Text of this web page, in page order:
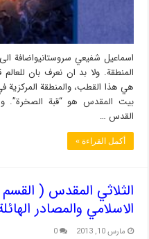
اسماعيل شفيعي سروستانيواضافة
المنطقة. ولا بد ان نعرف بان
هي هذا القطب، والمنطقة
بيت المقدس هو “قبة الصخرة”.
القدس …
أكمل القراءة »
الثلاثي المقدس (
الاسلامي والمصادر
مارس 10, 2013 0